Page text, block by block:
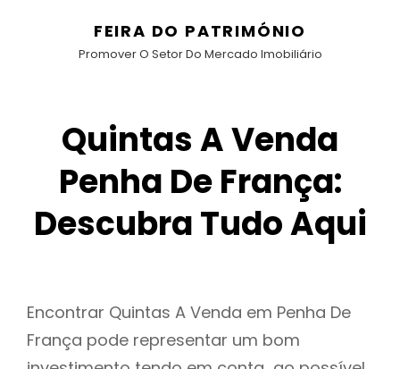
FEIRA DO PATRIMÓNIO
Promover O Setor Do Mercado Imobiliário
Quintas A Venda
Penha De França:
Descubra Tudo Aqui
Encontrar Quintas A Venda em Penha De
França pode representar um bom